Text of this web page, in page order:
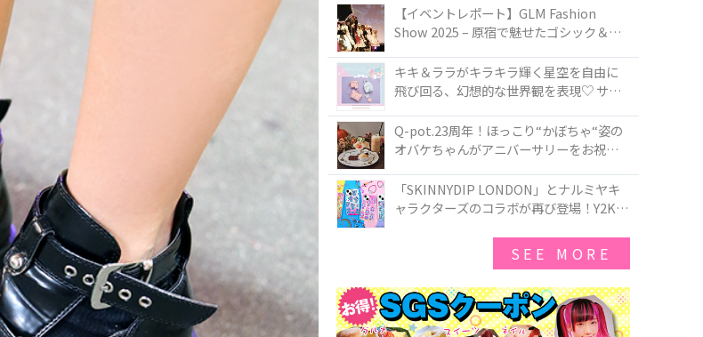
TOKYO
【イベントレポート】GLM Fashion
Show 2025 – 原宿で魅せたゴシック＆ロ
キキ＆ララがキラキラ輝く星空を自由に
飛び回る、幻想的な世界観を表現♡ サマ
50周年アニバーサリーイヤー』を記念し
たコレクションが登場
Q-pot.23周年！ほっこり“かぼちゃ“姿の
オバケちゃんがアニバーサリーをお祝い
ー」が新発売！Q-pot CAFE.では「かぼち
ゃのオバケーキプレート」も登場
「SKINNYDIP LONDON」とナルミヤキ
ャラクターズのコラボが再び登場！Y2Kム
SEE MORE